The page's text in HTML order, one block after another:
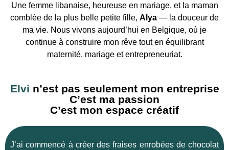
Une femme libanaise, heureuse en mariage, et la maman
comblée de la plus belle petite fille, Alya — la douceur de
ma vie. Nous vivons aujourd’hui en Belgique, où je
continue à construire mon rêve tout en équilibrant
maternité, mariage et entrepreneuriat.
Elvi n’est pas seulement mon entreprise
C’est ma passion
C’est mon espace créatif
J’ai commencé à créer des fraises enrobées de chocolat